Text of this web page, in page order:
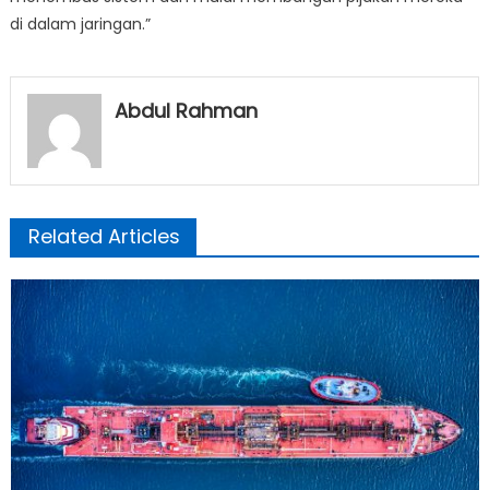
di dalam jaringan.”
Abdul Rahman
Related Articles